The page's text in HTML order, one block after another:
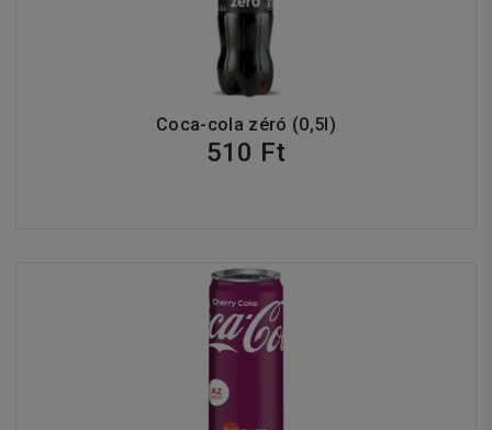
Coca-cola zéró (0,5l)
510 Ft